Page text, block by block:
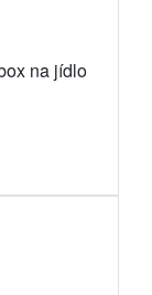
na jídlo